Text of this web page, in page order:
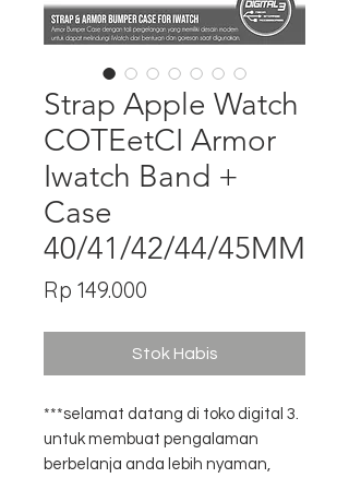
Strap Apple Watch
COTEetCI Armor
Iwatch Band +
Case
40/41/42/44/45MM
Rp 149.000
Stok Habis
***selamat datang di toko digital 3.
untuk membuat pengalaman
berbelanja anda lebih nyaman,